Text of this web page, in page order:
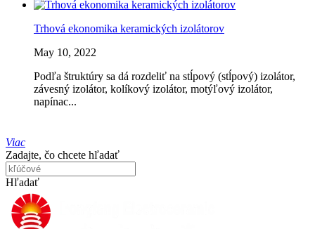
Trhová ekonomika keramických izolátorov
May 10, 2022
Podľa štruktúry sa dá rozdeliť na stĺpový (stĺpový) izolátor,
závesný izolátor, kolíkový izolátor, motýľový izolátor,
napínac...
Viac
Zadajte, čo chcete hľadať
Hľadať